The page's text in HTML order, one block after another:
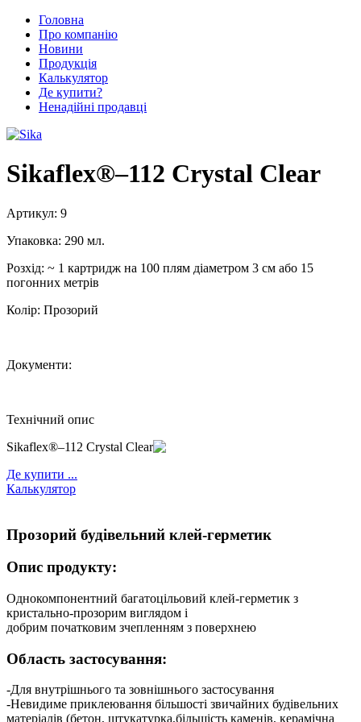
Головна
Про компанію
Новини
Продукція
Калькулятор
Де купити?
Ненадійні продавці
Sikaflex®–112 Crystal Clear
Артикул: 9
Упаковка: 290 мл.
Розхід: ~ 1 картридж на 100 плям діаметром 3 см або 15
погонних метрів
Колір: Прозорий
Документи:
Технічний опис
Sikaflex®–112 Crystal Clear
Де купити ...
Калькулятор
Прозорий будівельний клей-герметик
Опис продукту:
Однокомпонентний багатоцільовий клей-герметик з
кристально-прозорим виглядом і
добрим початковим зчепленням з поверхнею
Область застосування:
-Для внутрішнього та зовнішнього застосування
-Невидиме приклеювання більшості звичайних будівельних
матеріалів (бетон, штукатурка,більшість каменів, керамічна